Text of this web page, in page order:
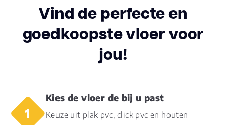
Breedte plank
15.24
3.3450
Dikte toplaag
(mm)
0.55
Vind de perfecte en
goedkoopste vloer voor
jou!
Kies de vloer de bij u past
Keuze uit plak pvc, click pvc en houten